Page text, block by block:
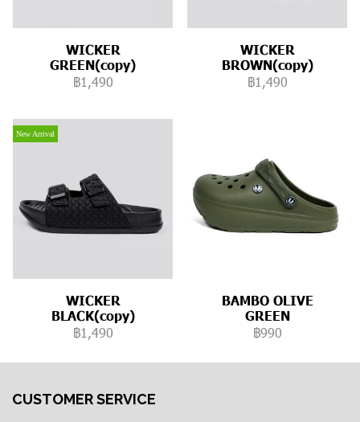
WICKER
GREEN(copy)
฿1,490
WICKER
BROWN(copy)
฿1,490
New Arrival
WICKER
BLACK(copy)
฿1,490
BAMBO OLIVE
GREEN
฿990
CUSTOMER SERVICE